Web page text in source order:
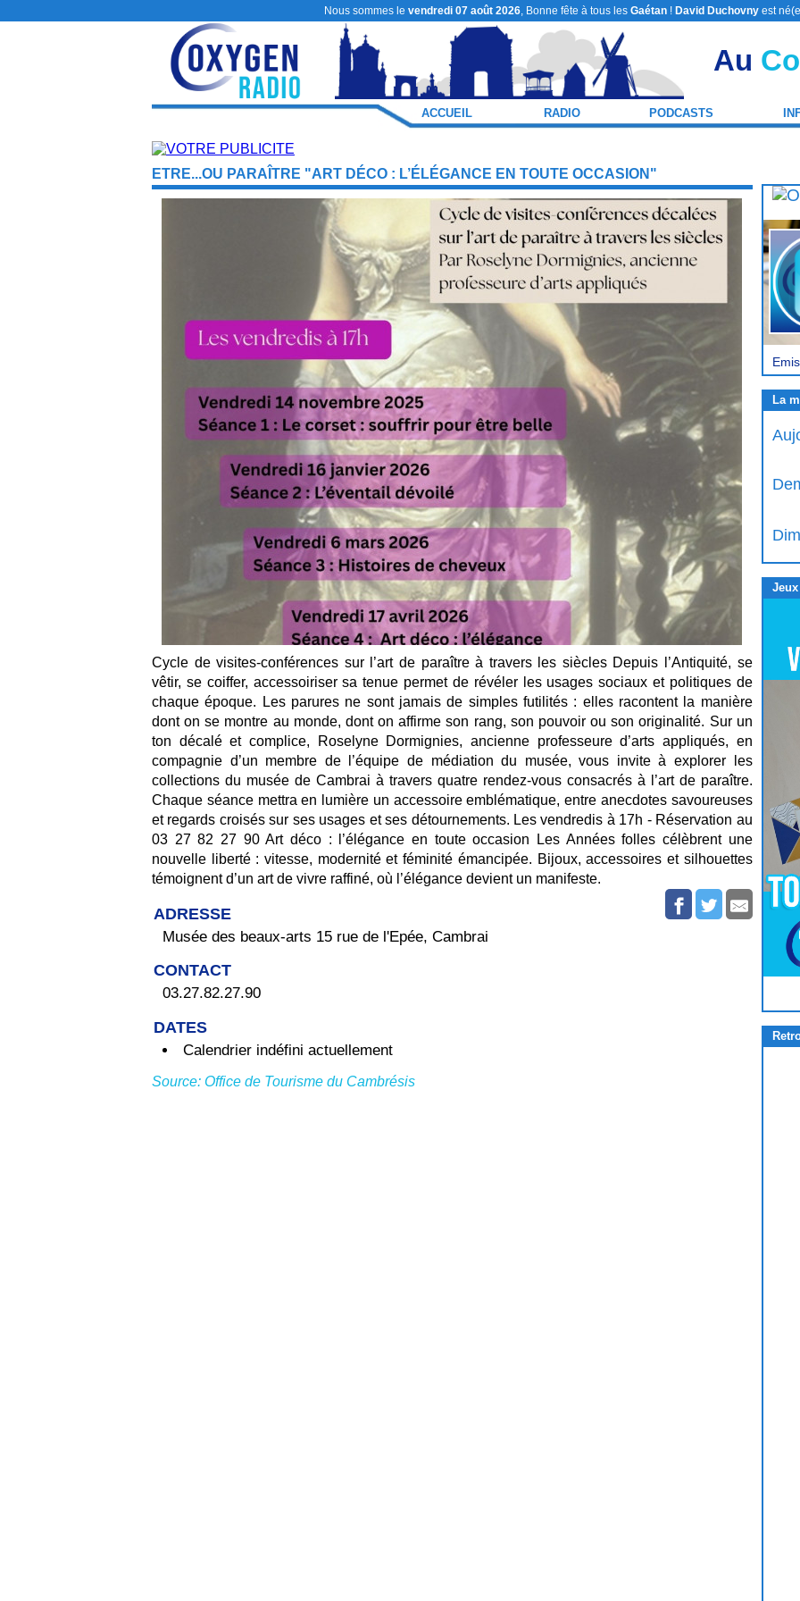
Nous sommes le vendredi 07 août 2026, Bonne fête à tous les Gaétan! David Duchovnyest
Au
ACCUEIL RADIO PODCASTS
ETRE...OU PARAÎTRE "ART DÉCO : L’ÉLÉGANCE EN TOUTE OCCASION"
Cycle de visites-conférences sur l’art de paraître à travers les siècles Depuis l’Antiquité, se
vêtir, se coiffer, accessoiriser sa tenue permet de révéler les usages sociaux et politiques de
chaque époque. Les parures ne sont jamais de simples futilités : elles racontent la manière
dont on se montre au monde, dont on affirme son rang, son pouvoir ou son originalité. Sur un
ton décalé et complice, Roselyne Dormignies, ancienne professeure d’arts appliqués, en
compagnie d’un membre de l’équipe de médiation du musée, vous invite à explorer les
collections du musée de Cambrai à travers quatre rendez-vous consacrés à l’art de paraître.
Chaque séance mettra en lumière un accessoire emblématique, entre anecdotes savoureuses
et regards croisés sur ses usages et ses détournements. Les vendredis à 17h - Réservation au
03 27 82 27 90 Art déco : l’élégance en toute occasion Les Années folles célèbrent une
nouvelle liberté : vitesse, modernité et féminité émancipée. Bijoux, accessoires et silhouettes
témoignent d’un art de vivre raffiné, où l’élégance devient un manifeste.
ADRESSE
Musée des beaux-arts 15 rue de l'Epée, Cambrai
CONTACT
03.27.82.27.90
DATES
Calendrier indéfini actuellement
Source: Office de Tourisme du Cambrésis
La
Jeux